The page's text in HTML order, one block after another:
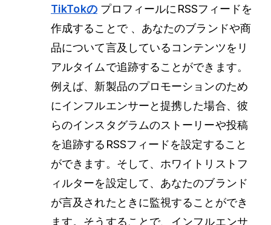
TikTokのプロフィールに RSSフィードを
作成することで 、あなたのブランドや商
品について言及しているコンテンツをリ
アルタイムで追跡することができます。
例えば、新製品のプロモーションのため
にインフルエンサーと提携した場合、彼
らのインスタグラムのストーリーや投稿
を追跡するRSSフィードを設定すること
ができます。そして、ホワイトリストフ
ィルターを設定して、あなたのブランド
が言及されたときに監視することができ
ます。そうすることで、インフルエンサ